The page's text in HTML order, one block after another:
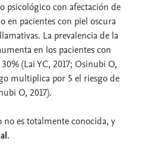
psicológico con afectación de
en pacientes con piel oscura
La prevalencia de la
en los pacientes con
(Lai YC, 2017; Osinubi O,
multiplica por 5 el riesgo de
O, 2017).
es totalmente conocida, y
.